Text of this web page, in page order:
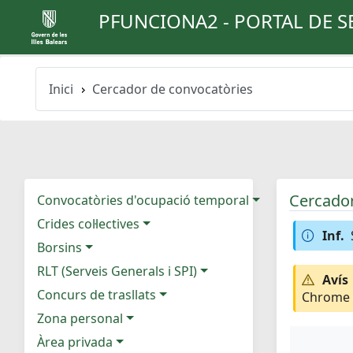
PFUNCIONA2 - PORTAL DE
Inici Cercador de convocatòries
Convocatòries d'ocupació temporal
Crides col·lectives
Borsins
RLT (Serveis Generals i SPI)
Concurs de trasllats
Zona personal
Àrea privada
Inf.
Avís